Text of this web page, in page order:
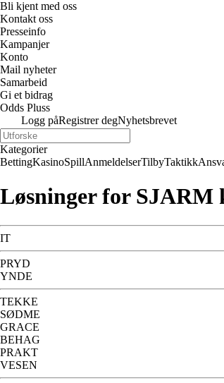
Bli kjent med oss
Kontakt oss
Presseinfo
Kampanjer
Konto
Mail nyheter
Samarbeid
Gi et bidrag
Odds Pluss
Logg påRegistrer degNyhetsbrevet
Kategorier
BettingKasinoSpillAnmeldelserTilbyTaktikk
Løsninger for SJARM
IT
PRYD
YNDE
TEKKE
SØDME
GRACE
BEHAG
PRAKT
VESEN